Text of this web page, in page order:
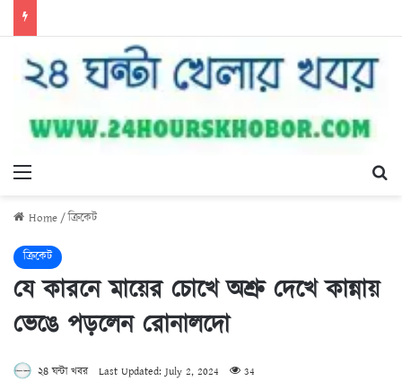
Menu
Home/ক্রিকেট
ক্রিকেট
যে কারনে মায়ের চোখে অশ্রু দেখে কান্নায়
ভেঙে পড়লেন রোনালদো
২৪ ঘন্টা খবর Last Updated: July 2, 2024 34